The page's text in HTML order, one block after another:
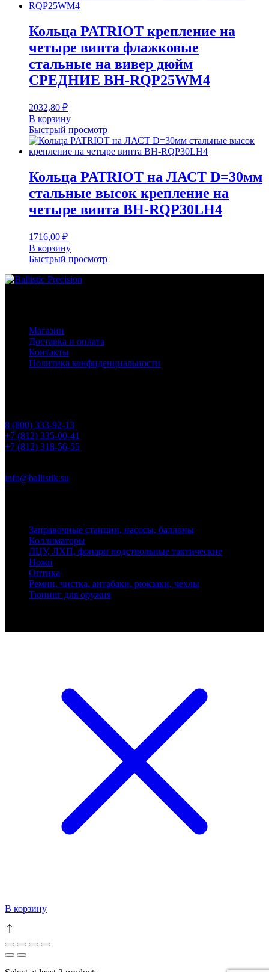
Кольца PATRIOT крепление на
четыре винта флажковые
стальные на вивер дюйм
СРЕДНИЕ BH-RQP25WM4
2032,80 ₽
В корзину
Быстрый просмотр
Кольца PATRIOT на ЛАСТ D=30мм
стальные высок крепление на
четыре винта BH-RQP30LH4
1716,00 ₽
В корзину
Быстрый просмотр
Магазин
Доставка и оплата
Контакты
Политика конфиденциальности
8 (800) 333-92-13
+7 (812) 335-00-41
+7 (812) 318-56-55
info@ballistik.su
Заправочные станции, насосы, баллоны
Коллиматоры
ЛЦУ, ЛХП, фонари подствольные тактические
Ножи
Оптика
Ремни, чистка, антабаки, рюкзаки, чехлы
Тюнинг для оружия
В корзину